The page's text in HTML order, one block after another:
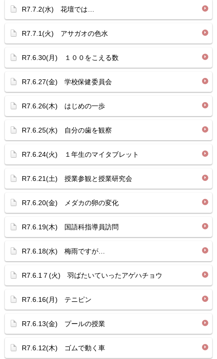
R7.7.2(水) 花壇では…
R7.7.1(火) アサガオの色水
R7.6.30(月) １００をこえる数
R7.6.27(金) 学校保健委員会
R7.6.26(木) はじめの一歩
R7.6.25(水) 自分の歯を観察
R7.6.24(火) １年生のマイタブレット
R7.6.21(土) 授業参観と授業研究会
R7.6.20(金) メダカの卵の変化
R7.6.19(木) 国語科指導員訪問
R7.6.18(水) 梅雨ですが…
R7.6.1７(火) 羽ばたいていったアゲハチョウ
R7.6.16(月) テニピン
R7.6.13(金) プールの授業
R7.6.12(木) ゴムで動く車